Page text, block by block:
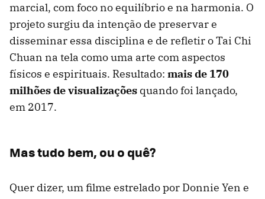
marcial, com foco no equilíbrio e na harmonia. O
projeto surgiu da intenção de preservar e
disseminar essa disciplina e de refletir o Tai Chi
Chuan na tela como uma arte com aspectos
físicos e espirituais. Resultado: mais de 170
milhões de visualizações quando foi lançado,
em 2017.
Mas tudo bem, ou o quê?
Quer dizer, um filme estrelado por Donnie Yen e